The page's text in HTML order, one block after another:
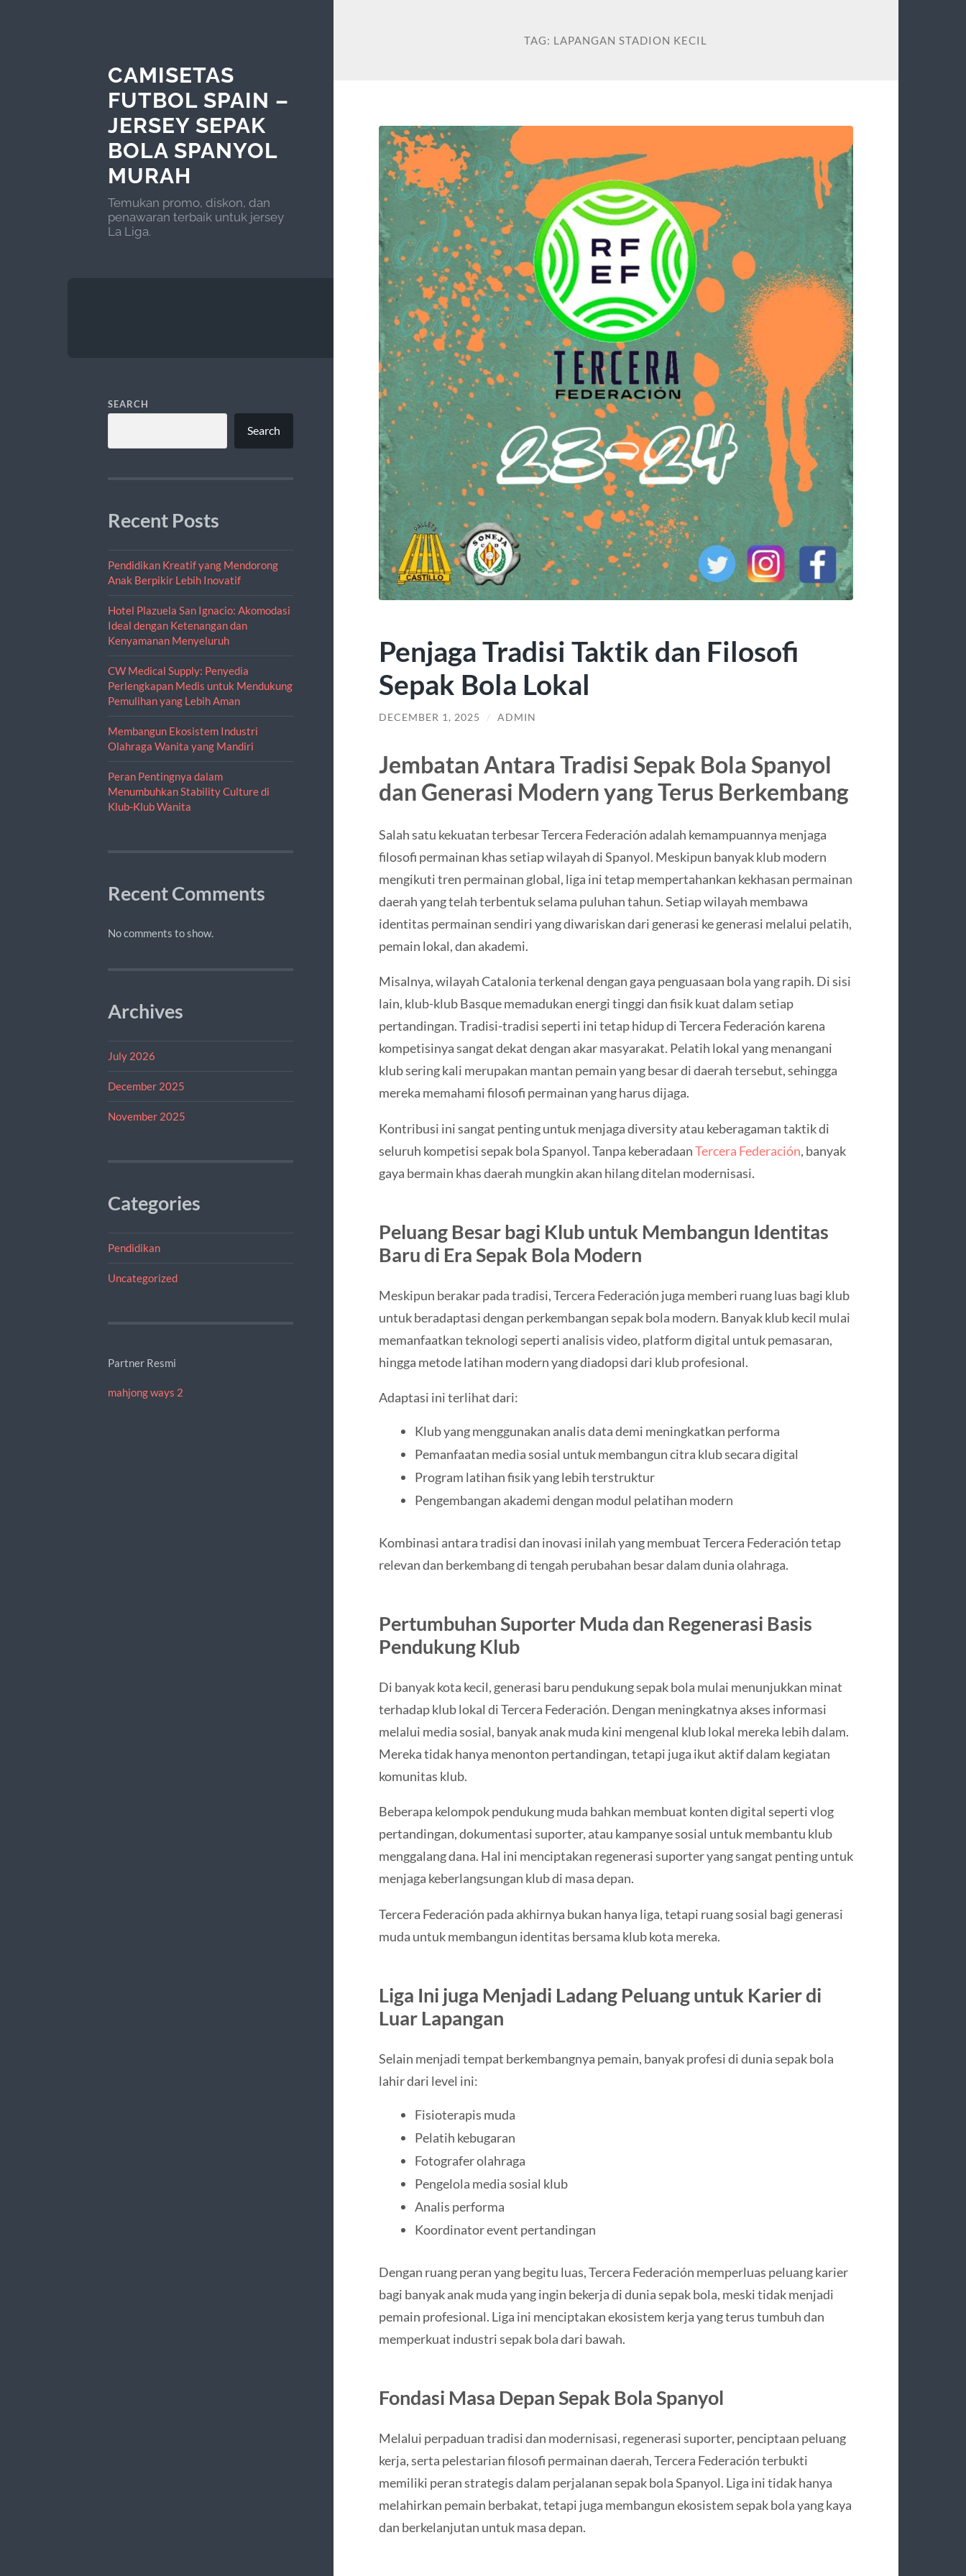
CAMISETAS
FUTBOL SPAIN –
JERSEY SEPAK
BOLA SPANYOL
MURAH
Temukan promo, diskon, dan
penawaran terbaik untuk jersey
La Liga.
SEARCH
Search
Recent Posts
Pendidikan Kreatif yang Mendorong
Anak Berpikir Lebih Inovatif
Hotel Plazuela San Ignacio: Akomodasi
Ideal dengan Ketenangan dan
Kenyamanan Menyeluruh
CW Medical Supply: Penyedia
Perlengkapan Medis untuk Mendukung
Pemulihan yang Lebih Aman
Membangun Ekosistem Industri
Olahraga Wanita yang Mandiri
Peran Pentingnya dalam
Menumbuhkan Stability Culture di
Klub-Klub Wanita
Recent Comments
No comments to show.
Archives
July 2026
December 2025
November 2025
Categories
Pendidikan
Uncategorized
Partner Resmi
mahjong ways 2
TAG: LAPANGAN STADION KECIL
Penjaga Tradisi Taktik dan Filosofi
Sepak Bola Lokal
DECEMBER 1, 2025 / ADMIN
Jembatan Antara Tradisi Sepak Bola Spanyol
dan Generasi Modern yang Terus Berkembang
Salah satu kekuatan terbesar Tercera Federación adalah kemampuannya menjaga
filosofi permainan khas setiap wilayah di Spanyol. Meskipun banyak klub modern
mengikuti tren permainan global, liga ini tetap mempertahankan kekhasan permainan
daerah yang telah terbentuk selama puluhan tahun. Setiap wilayah membawa
identitas permainan sendiri yang diwariskan dari generasi ke generasi melalui pelatih,
pemain lokal, dan akademi.
Misalnya, wilayah Catalonia terkenal dengan gaya penguasaan bola yang rapih. Di sisi
lain, klub-klub Basque memadukan energi tinggi dan fisik kuat dalam setiap
pertandingan. Tradisi-tradisi seperti ini tetap hidup di Tercera Federación karena
kompetisinya sangat dekat dengan akar masyarakat. Pelatih lokal yang menangani
klub sering kali merupakan mantan pemain yang besar di daerah tersebut, sehingga
mereka memahami filosofi permainan yang harus dijaga.
Kontribusi ini sangat penting untuk menjaga diversity atau keberagaman taktik di
seluruh kompetisi sepak bola Spanyol. Tanpa keberadaanTercera Federación, banyak
gaya bermain khas daerah mungkin akan hilang ditelan modernisasi.
Peluang Besar bagi Klub untuk Membangun Identitas
Baru di Era Sepak Bola Modern
Meskipun berakar pada tradisi, Tercera Federación juga memberi ruang luas bagi klub
untuk beradaptasi dengan perkembangan sepak bola modern. Banyak klub kecil mulai
memanfaatkan teknologi seperti analisis video, platform digital untuk pemasaran,
hingga metode latihan modern yang diadopsi dari klub profesional.
Adaptasi ini terlihat dari:
Klub yang menggunakan analis data demi meningkatkan performa
Pemanfaatan media sosial untuk membangun citra klub secara digital
Program latihan fisik yang lebih terstruktur
Pengembangan akademi dengan modul pelatihan modern
Kombinasi antara tradisi dan inovasi inilah yang membuat Tercera Federación tetap
relevan dan berkembang di tengah perubahan besar dalam dunia olahraga.
Pertumbuhan Suporter Muda dan Regenerasi Basis
Pendukung Klub
Di banyak kota kecil, generasi baru pendukung sepak bola mulai menunjukkan minat
terhadap klub lokal di Tercera Federación. Dengan meningkatnya akses informasi
melalui media sosial, banyak anak muda kini mengenal klub lokal mereka lebih dalam.
Mereka tidak hanya menonton pertandingan, tetapi juga ikut aktif dalam kegiatan
komunitas klub.
Beberapa kelompok pendukung muda bahkan membuat konten digital seperti vlog
pertandingan, dokumentasi suporter, atau kampanye sosial untuk membantu klub
menggalang dana. Hal ini menciptakan regenerasi suporter yang sangat penting untuk
menjaga keberlangsungan klub di masa depan.
Tercera Federación pada akhirnya bukan hanya liga, tetapi ruang sosial bagi generasi
muda untuk membangun identitas bersama klub kota mereka.
Liga Ini juga Menjadi Ladang Peluang untuk Karier di
Luar Lapangan
Selain menjadi tempat berkembangnya pemain, banyak profesi di dunia sepak bola
lahir dari level ini:
Fisioterapis muda
Pelatih kebugaran
Fotografer olahraga
Pengelola media sosial klub
Analis performa
Koordinator event pertandingan
Dengan ruang peran yang begitu luas, Tercera Federación memperluas peluang karier
bagi banyak anak muda yang ingin bekerja di dunia sepak bola, meski tidak menjadi
pemain profesional. Liga ini menciptakan ekosistem kerja yang terus tumbuh dan
memperkuat industri sepak bola dari bawah.
Fondasi Masa Depan Sepak Bola Spanyol
Melalui perpaduan tradisi dan modernisasi, regenerasi suporter, penciptaan peluang
kerja, serta pelestarian filosofi permainan daerah, Tercera Federación terbukti
memiliki peran strategis dalam perjalanan sepak bola Spanyol. Liga ini tidak hanya
melahirkan pemain berbakat, tetapi juga membangun ekosistem sepak bola yang kaya
dan berkelanjutan untuk masa depan.